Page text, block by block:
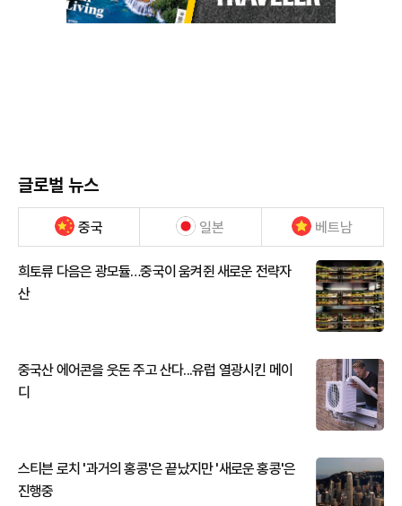
글로벌 뉴스
중국 일본 베트남
희토류 다음은 광모듈…중국이 움켜쥔 새로운 전략자
산
중국산 에어콘을 웃돈 주고 산다...유럽 열광시킨 메이
디
스티븐 로치 '과거의 홍콩'은 끝났지만 '새로운 홍콩'은
진행중